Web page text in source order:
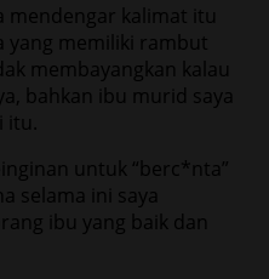
mendengar kalimat itu
yang memiliki rambut
membayangkan kalau
bahkan ibu murid saya
itu.
untuk “berc*nta”
selama ini saya
ibu yang baik dan